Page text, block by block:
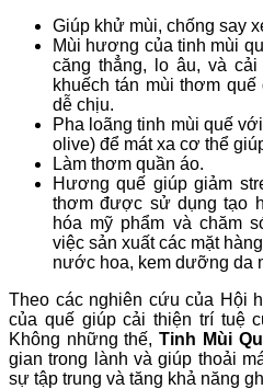
Giúp khử mùi, chống say
Mùi hương của tinh mùi
căng thẳng, lo âu, và
khuếch tán mùi thơm
dễ chịu.
Pha loãng tinh mùi quế
olive) để mát xa cơ thể
Làm thơm quần áo.
Hương quế giúp giảm
thơm được sử dụng tạo
hóa mỹ phẩm và chăm
việc sản xuất các mặt
nước hoa, kem dưỡng da
Theo các nghiên cứu của Hội
của quế giúp cải thiện trí tuệ
Không những thế,Tinh Mùi
gian trong lành và giúp thoải
sự tập trung và tăng khả năng